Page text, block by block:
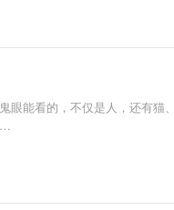
眼能看的，不仅是人，还有